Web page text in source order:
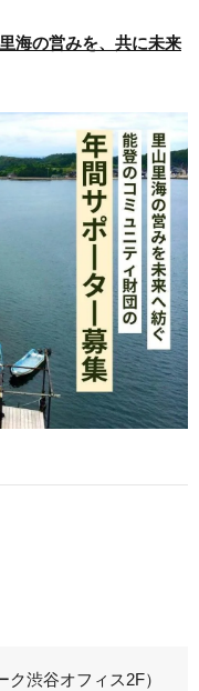
海の営みを、共に未来
ク渋谷オフィス2F）